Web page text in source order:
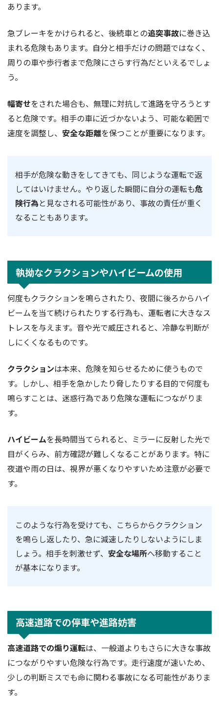
あります。
急ブレーキをかけられると、後続車との追突事故に巻き込
まれる危険もあります。自分と相手だけの問題ではなく、
周りの車や歩行者まで危険にさらす行為だといえるでしょ
う。
幅寄せをされた場合も、無理に対抗して進路を守ろうとす
ると危険です。相手の車に近づかないよう、可能な範囲で
速度を調整し、 安全な距離を保つことが重要になります。
相手が危険な動きをしてきても、同じような運転で返
してはいけません。やり返した瞬間に自分の運転も危
険行為と見なされる可能性があり、事故の責任が重く
なることもあります。
執拗なクラクションやハイビームの使用
何度もクラクションを鳴らされたり、夜間に後ろからハイ
ビームを当て続けられたりする行為も、運転者に大きなス
トレスを与えます。音や光で威圧されると、冷静な判断が
しにくくなるものです。
クラクションは本来、危険を知らせるために使うもので
す。しかし、相手を急かしたり脅したりする目的で何度も
鳴らすことは、迷惑行為であり危険な運転につながりま
す。
ハイビームを長時間当てられると、ミラーに反射した光で
目がくらみ、前方確認が難しくなることがあります。特に
夜道や雨の日は、視界が悪くなりやすいため注意が必要で
す。
このような行為を受けても、こちらからクラクション
を鳴らし返したり、急に減速したりしないようにしま
しょう。相手を刺激せず、 安全な場所へ移動すること
が基本になります。
高速道路での停車や進路妨害
高速道路での煽り運転は、一般道よりもさらに大きな事故
につながりやすい危険な行為です。走行速度が速いため、
少しの判断ミスでも命に関わる事故になる可能性がありま
す。